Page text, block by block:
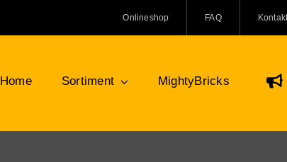
Onlineshop FAQ
Home Sortiment MightyBricks